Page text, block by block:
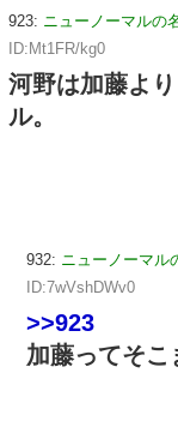
923: ニューノーマルの
ID:Mt1FR/kg0
河野は加藤よ
ル。
932: ニューノーマル
ID:7wVshDWv0
>>923
加藤ってそこ